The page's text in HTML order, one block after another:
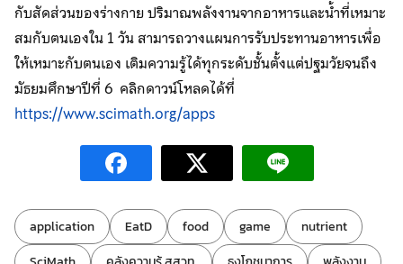
กับสัดส่วนของร่างกาย ปริมาณพลังงานจากอาหารและน้ำที่เหมาะ
สมกับตนเองใน 1 วัน สามารถวางแผนการรับประทานอาหารเพื่อ
ให้เหมาะกับตนเอง เติมความรู้ได้ทุกระดับชั้นตั้งแต่ปฐมวัยจนถึง
มัธยมศึกษาปีที่ 6 คลิกดาวน์โหลดได้ที่
https://www.scimath.org/apps
ป้ายกำกับ:
application EatD food game
nutrient